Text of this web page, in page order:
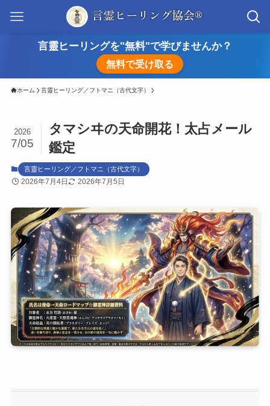
言靈ヒーリングを"無料"で学びませんか？
無料で受け取る
ホーム 言靈ヒーリング／フトマニ（古代文字）
タマシヰの天命開花！太占メール
鑑定
2026
7/05
言靈ヒーリング／フトマニ（古代文字）
2026年7月4日 2026年7月5日